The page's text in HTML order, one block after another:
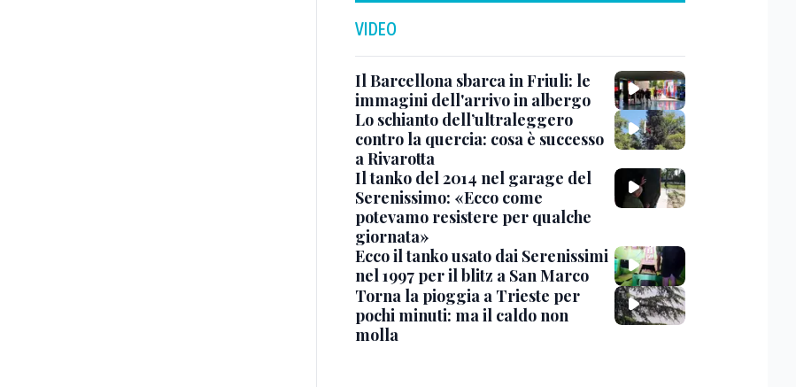
VIDEO
Il Barcellona sbarca in Friuli: le
immagini dell'arrivo in albergo
Lo schianto dell’ultraleggero
contro la quercia: cosa è successo
a Rivarotta
Il tanko del 2014 nel garage del
Serenissimo: «Ecco come
potevamo resistere per qualche
giornata»
Ecco il tanko usato dai Serenissimi
nel 1997 per il blitz a San Marco
Torna la pioggia a Trieste per
pochi minuti: ma il caldo non
molla